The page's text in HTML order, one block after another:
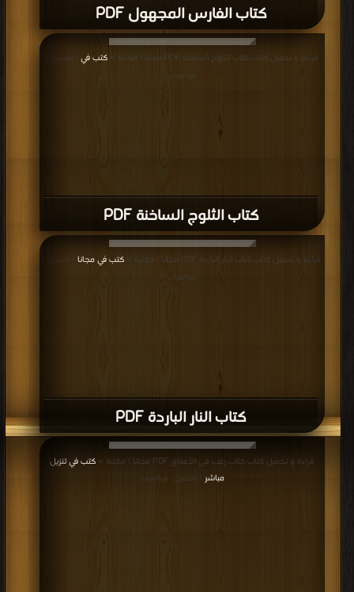
كتاب الفارس المجهول PDF
كتاب الثلوج الساخنة PDF
قراءة و تحميل كتاب كتاب الثلوج الساخنة PDF مجانا | مكتبة > كتب في
| التحميل :
مرة/مرات
كتاب النار الباردة PDF
قراءة و تحميل كتاب كتاب النار الباردة PDF مجانا | مكتبة > كتب في مجانا | التحميل :
مرة/مرات
قراءة و تحميل كتاب كتاب رعب فى الأعماق PDF مجانا | مكتبة >
كتب في تنزيل
مباشر | التحميل : مرة/مرات